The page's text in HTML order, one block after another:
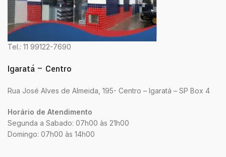
Tel.: 11 99122-7690
Igaratá – Centro
Rua José Alves de Almeida, 195- Centro – Igaratá – SP Box 4
Horário de Atendimento
Segunda a Sabado: 07h00 às 21h00
Domingo: 07h00 às 14h00